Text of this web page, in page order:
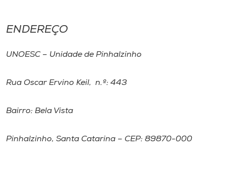
ENDEREÇO
UNOESC – Unidade de Pinhalzinho
Rua Oscar Ervino Keil, n.º: 443
Bairro: Bela Vista
Pinhalzinho, Santa Catarina – CEP: 89870-000